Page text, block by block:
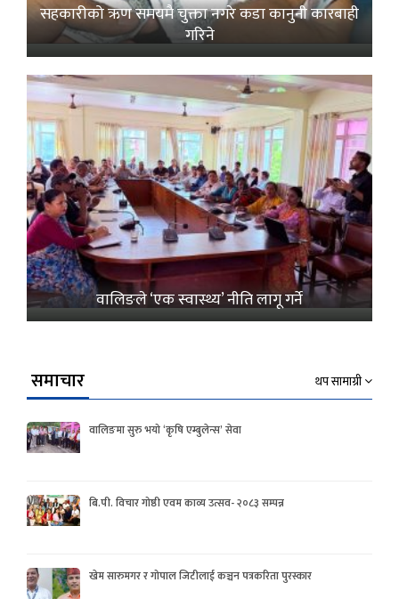
सहकारीको ऋण समयमै चुक्ता नगरे कडा कानुनी कारबाही
गरिने
वालिङले ‘एक स्वास्थ्य’ नीति लागू गर्ने
समाचार थप सामाग्री
वालिङमा सुरु भयो ‘कृषि एम्बुलेन्स’ सेवा
बि.पी. विचार गोष्ठी एवम काव्य उत्सव- २०८३ सम्पन्न
खेम सारुमगर र गोपाल जिटीलाई कञ्चन पत्रकरिता पुरस्कार